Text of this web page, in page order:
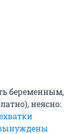
беременным,
неясно: